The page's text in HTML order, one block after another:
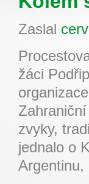
Zaslal
žáci
zvyky,
jednalo o
Argentinu,